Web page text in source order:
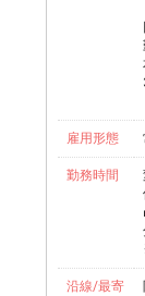
雇用形態
勤務時間
沿線/最寄